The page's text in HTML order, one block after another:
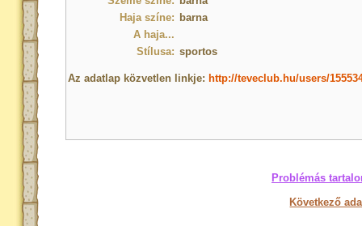
Haja színe: barna
A haja...
Stílusa: sportos
Az adatlap közvetlen linkje: http://teveclub.hu/users/
Problémás
Következő